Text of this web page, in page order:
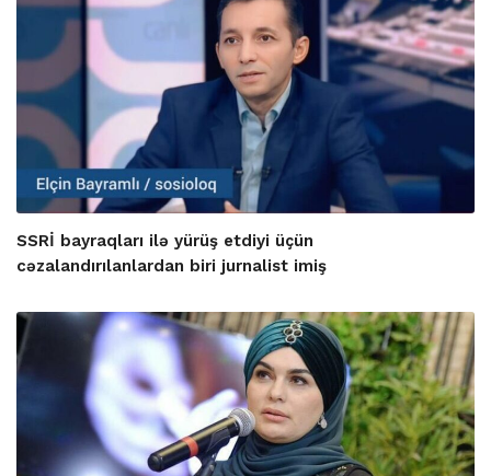
SSRİ bayraqları ilə yürüş etdiyi üçün
cəzalandırılanlardan biri jurnalist imiş